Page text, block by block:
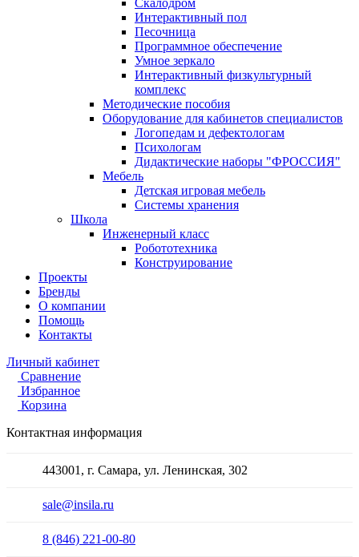
Скалодром
Интерактивный пол
Песочница
Программное обеспечение
Умное зеркало
Интерактивный физкультурный
комплекс
Методические пособия
Оборудование для кабинетов специалистов
Логопедам и дефектологам
Психологам
Дидактические наборы "ФРОССИЯ"
Мебель
Детская игровая мебель
Системы хранения
Школа
Инженерный класс
Робототехника
Конструирование
Проекты
Бренды
О компании
Помощь
Контакты
Личный кабинет
Сравнение
Избранное
Корзина
Контактная информация
443001, г. Самара, ул. Ленинская, 302
sale@insila.ru
8 (846) 221-00-80